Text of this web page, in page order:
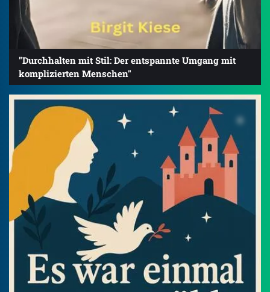
"Durchhalten mit Stil: Der entspannte Umgang mit
komplizierten Menschen"